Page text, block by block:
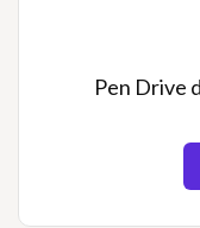
Pen Drive